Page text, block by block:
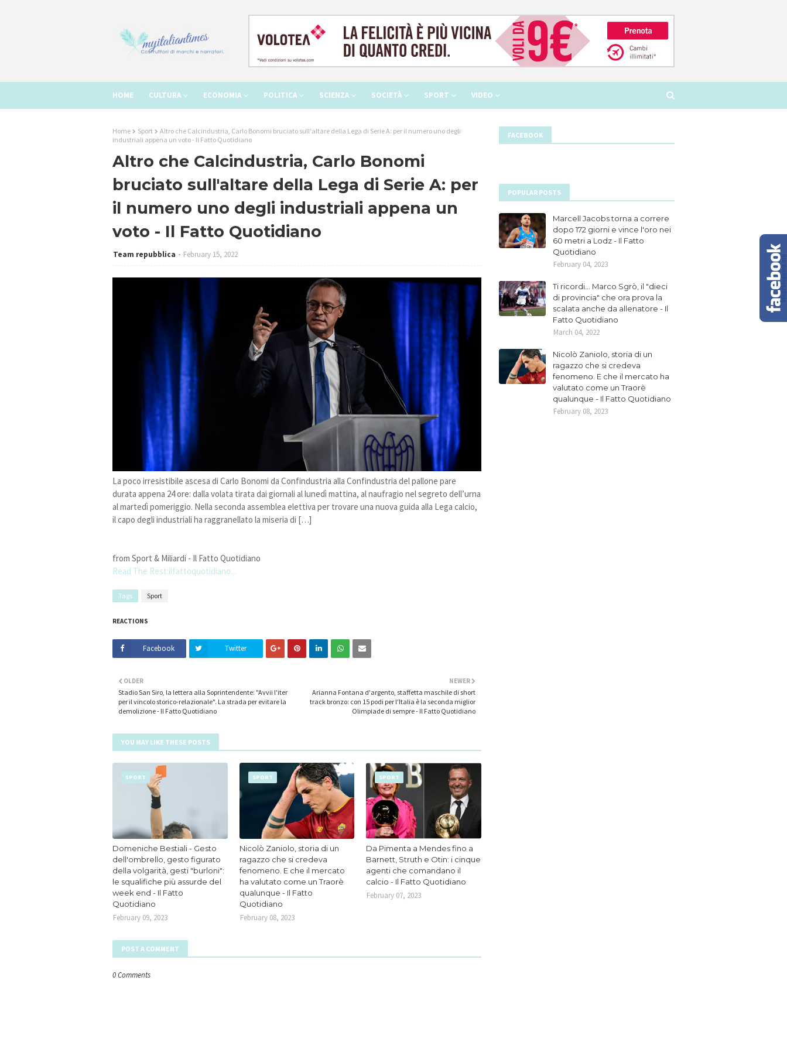
HOME CULTURA ECONOMIA POLITICA SCIENZA SOCIETÀ SPORT VIDEO
Home Sport
Altro che Calcindustria, Carlo Bonomi bruciato sull'altare della Lega di Serie A: per il numero uno degli
industriali appena un voto - Il Fatto Quotidiano
Altro che Calcindustria, Carlo Bonomi
bruciato sull'altare della Lega di Serie A: per
il numero uno degli industriali appena un
voto - Il Fatto Quotidiano
Team repubblica February 15, 2022
La poco irresistibile ascesa di Carlo Bonomi da Confindustria alla Confindustria del pallone pare
durata appena 24 ore: dalla volata tirata dai giornali al lunedì mattina, al naufragio nel segreto dell’urna
al martedì pomeriggio. Nella seconda assemblea elettiva per trovare una nuova guida alla Lega calcio,
il capo degli industriali ha raggranellato la miseria di […]
from Sport & Miliardi - Il Fatto Quotidiano
Read The Rest:ilfattoquotidiano...
Tags Sport
REACTIONS
Facebook Twitter
NEWER
Arianna Fontana d'argento, staffetta maschile di short
track bronzo: con 15 podi per l'Italia è la seconda miglior
Olimpiade di sempre - Il Fatto Quotidiano
OLDER
Stadio San Siro, la lettera alla Soprintendente: "Avvii l'iter
per il vincolo storico-relazionale". La strada per evitare la
demolizione - Il Fatto Quotidiano
YOU MAY LIKE THESE POSTS
SPORT
Domeniche Bestiali - Gesto
dell'ombrello, gesto figurato
della volgarità, gesti "burloni":
le squalifiche più assurde del
week end - Il Fatto
Quotidiano
February 09, 2023
SPORT
Nicolò Zaniolo, storia di un
ragazzo che si credeva
fenomeno. E che il mercato
ha valutato come un Traorè
qualunque - Il Fatto
Quotidiano
February 08, 2023
SPORT
Da Pimenta a Mendes fino a
Barnett, Struth e Otin: i cinque
agenti che comandano il
calcio - Il Fatto Quotidiano
February 07, 2023
POST A COMMENT
0 Comments
FACEBOOK
POPULAR POSTS
Marcell Jacobs torna a correre
dopo 172 giorni e vince l'oro nei
60 metri a Lodz - Il Fatto
Quotidiano
February 04, 2023
Ti ricordi... Marco Sgrò, il "dieci
di provincia" che ora prova la
scalata anche da allenatore - Il
Fatto Quotidiano
March 04, 2022
Nicolò Zaniolo, storia di un
ragazzo che si credeva
fenomeno. E che il mercato ha
valutato come un Traorè
qualunque - Il Fatto Quotidiano
February 08, 2023